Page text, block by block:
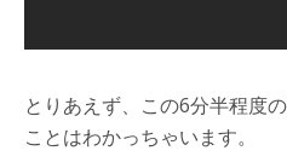
とりあえず、この6分半程度
ことはわかっちゃいます。